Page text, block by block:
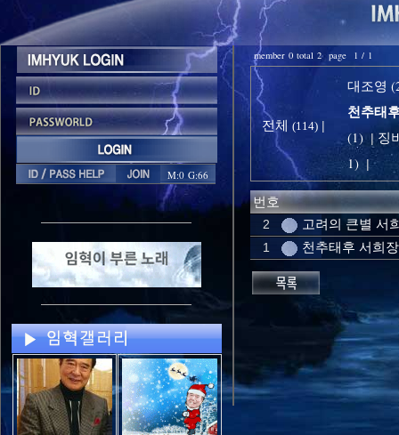
M:0 G:66
member 0 total 2 page 1 / 1
전체 (114) |
대조영
천추태
(1) | 징
1) |
번호
2 고려의 큰별 서
1 천추태후 서희